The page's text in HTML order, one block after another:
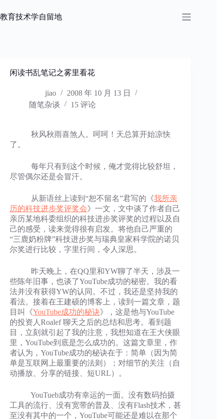
过
教育技术学自留地
闲读书乱笔记之雾里看花
jiao
2008 年 10 月 13 日
随笔杂谈
15 评论
秋风秋雨喜煞人。呵呵！天总算开始凉快
了。
每年只有到这个时候，俺才觉得比较舒坦，
尽管偶尔还是会冒汗。
从新语丝上读到“恕不留名”君写的《我所亲
历的科技进步奖评奖会》一文，文中谈了作者自己
亲历某地科委组织的科技进步奖评奖的过程以及自
己的感受，读来觉得很有启发。将他自己严重的
“三鹿奶粉牌”科技进步奖与瑞典皇家科学院的诺贝
尔奖进行比较，字里行间，令人深思。
昨天晚上，在QQ里和YW聊了半天，涉及一
些陈年旧事，也谈了YouTube成功的秘密。我的看
法并没有获得YW的认同。不过，我还是坚持我的
看法。接着在王建硕的博客上，读到一篇文章，题
目叫《YouTube成功的秘诀》，这是他与YouTube
的投资人Roalef 聊天之后的总结和思考。看到题
目，立刻就引起了我的注意，我想知道在王大侠眼
里，YouTube到底是怎么成功的。这篇文章里，作
者认为，YouTube成功的秘诀在于：简单（因为简
单是互联网上最重要的法则）；对细节的关注（自
动播放、分享的链接、短URL）。
YouTueb成功有幸运的一面。没有数码拍摄
工具的流行、没有宽带的普及、没有Flash技术，甚
至没有其中的一个，YouTube可能还是难以在那个